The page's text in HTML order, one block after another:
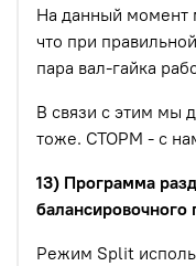
На данный момент
что при
пара вал-гайка
В связи с этим мы
тоже. СТОРМ - с
13) Программа
Режим Split